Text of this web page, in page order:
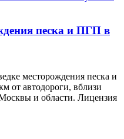
песка и ПГП в
месторождения песка и
от автодороги, вблизи
и области. Лицензия